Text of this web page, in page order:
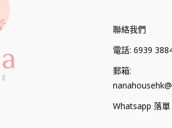
聯絡我們
電話: 6939
郵箱:
Whatsapp 落單